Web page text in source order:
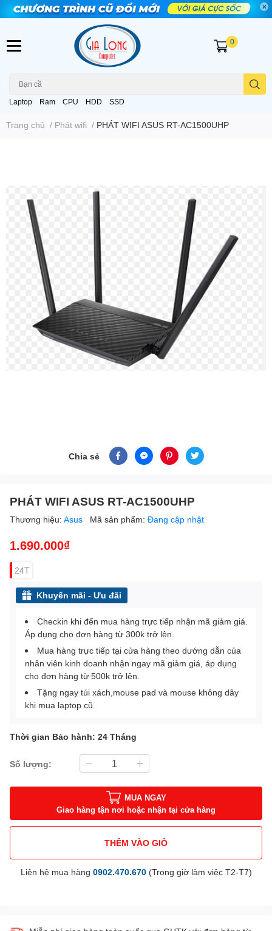
Laptop Ram CPU HDD SSD
0
Trang chủ / Phát wifi / PHÁT WIFI ASUS RT-AC1500UHP
Chia sẻ
PHÁT WIFI ASUS RT-AC1500UHP
Thương hiệu: Asus Mã sản phẩm: Đang cập nhật
1.690.000₫
24T
Khuyến mãi - Ưu đãi
Checkin khi đến mua hàng trực tiếp nhận mã giảm giá.
Áp dụng cho đơn hàng từ 300k trở lên.
Mua hàng trực tiếp tại cửa hàng theo dướng dẫn của
nhân viên kinh doanh nhận ngay mã giảm giá, áp dụng
cho đơn hàng từ 500k trở lên.
Tặng ngay túi xách,mouse pad và mouse không dây
khi mua laptop cũ.
Thời gian Bảo hành: 24 Tháng
Số lượng:
MUA NGAY
Giao hàng tận nơi hoặc nhận tại cửa hàng
THÊM VÀO GIỎ
Liên hệ mua hàng 0902.470.670(Trong giờ làm việc T2-T7)